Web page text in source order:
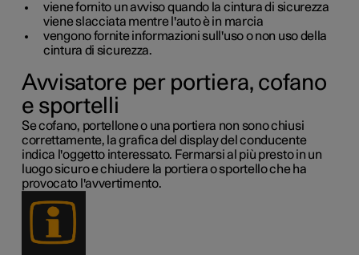
viene fornito un avviso quando la cintura di sicurezza
viene slacciata mentre l'auto è in marcia
vengono fornite informazioni sull'uso o non uso della
cintura di sicurezza.
Avvisatore per portiera, cofano
e sportelli
Se cofano, portellone o una portiera non sono chiusi
correttamente, la grafica del display del conducente
indica l'oggetto interessato. Fermarsi al più presto in un
luogo sicuro e chiudere la portiera o sportello che ha
provocato l'avvertimento.